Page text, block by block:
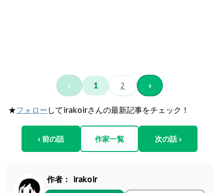
‹ 1 2 ›
★フォロー してirakoirさんの最新記事をチェック！
‹ 前の話 作家一覧 次の話 ›
作者： irakoir